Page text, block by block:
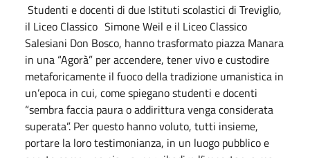
Studenti e docenti di due Istituti scolastici di Treviglio,
il Liceo Classico Simone Weil e il Liceo Classico
Salesiani Don Bosco, hanno trasformato piazza Manara
in una “Agorà” per accendere, tener vivo e custodire
metaforicamente il fuoco della tradizione umanistica in
un’epoca in cui, come spiegano studenti e docenti
“sembra faccia paura o addirittura venga considerata
superata”. Per questo hanno voluto, tutti insieme,
portare la loro testimonianza, in un luogo pubblico e